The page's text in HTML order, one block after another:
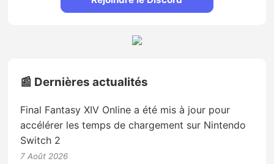
📰 Dernières actualités
Final Fantasy XIV Online a été mis à jour pour
accélérer les temps de chargement sur Nintendo
Switch 2
7 Août 2026